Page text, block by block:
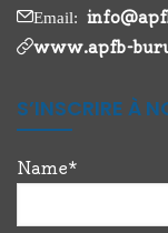
Email:
www.apfb-
S’INSCRIRE À
Name*